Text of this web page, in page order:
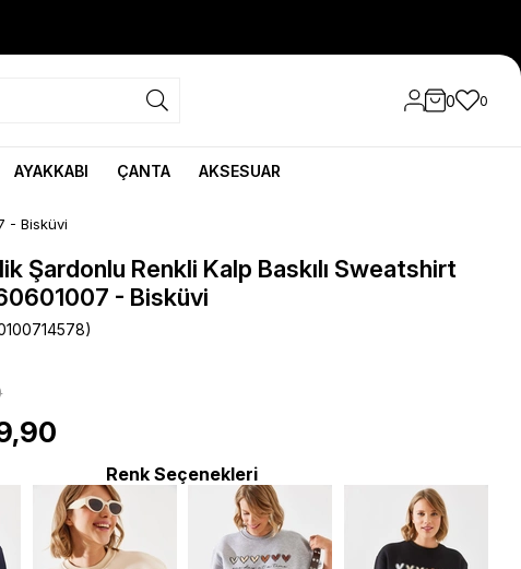
0 0
AYAKKABI ÇANTA AKSESUAR
- Bisküvi
Şardonlu Renkli Kalp Baskılı Sweatshirt
- Bisküvi
Renk Seçenekleri